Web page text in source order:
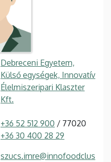
Debreceni Egyetem,
Külső egységek, Innovatív
Élelmiszeripari Klaszter
Kft.
+36 52 512 900 / 77020
+36 30 400 28 29
szucs.imre@innofoodclus